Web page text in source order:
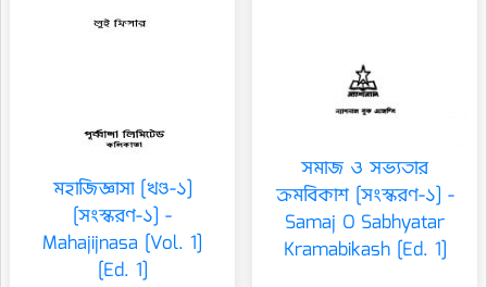
মহাজিজ্ঞাসা [খণ্ড-১]
[সংস্করণ-১] -
Mahajijnasa [Vol. 1]
[Ed. 1]
সমাজ ও সভ্যতার
ক্রমবিকাশ [সংস্করণ-১] -
Samaj O Sabhyatar
Kramabikash [Ed. 1]